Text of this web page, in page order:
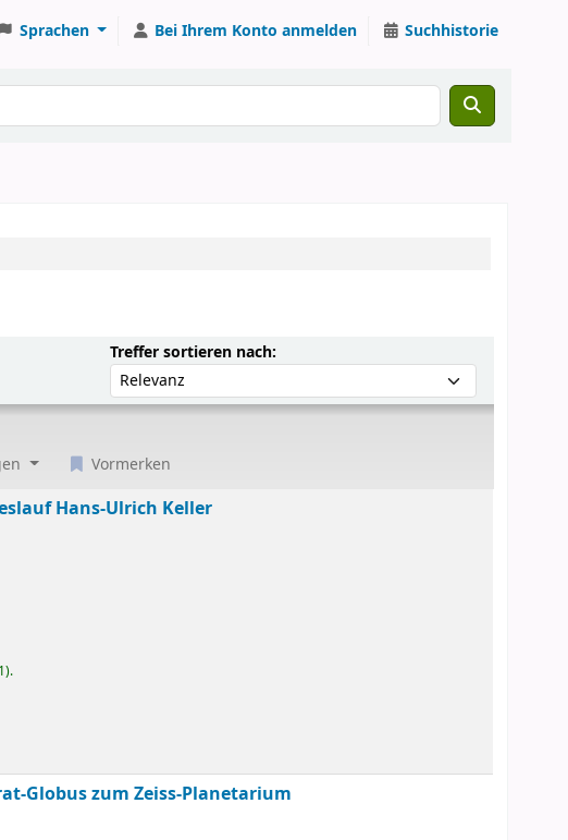
Sprachen Bei Ihrem Konto anmelden Suchhistorie
Treffer sortieren nach:Sortieren nach:
Vormerken
Hans-Ulrich Keller
Globus zum Zeiss-Planetarium